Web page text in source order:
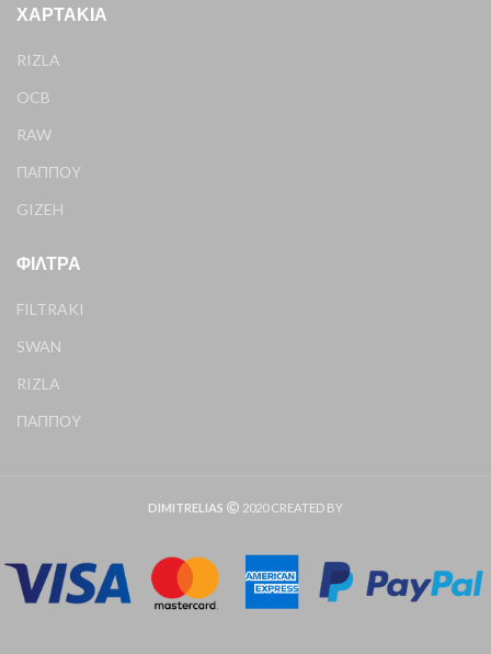
ΧΑΡΤΆΚΙΑ
RIZLA
OCB
RAW
ΠΑΠΠΟΥ
GIZEH
ΦΊΛΤΡΑ
FILTRAKI
SWAN
RIZLA
ΠΑΠΠΟΥ
DIMITRELIAS 2020 CREATED BY